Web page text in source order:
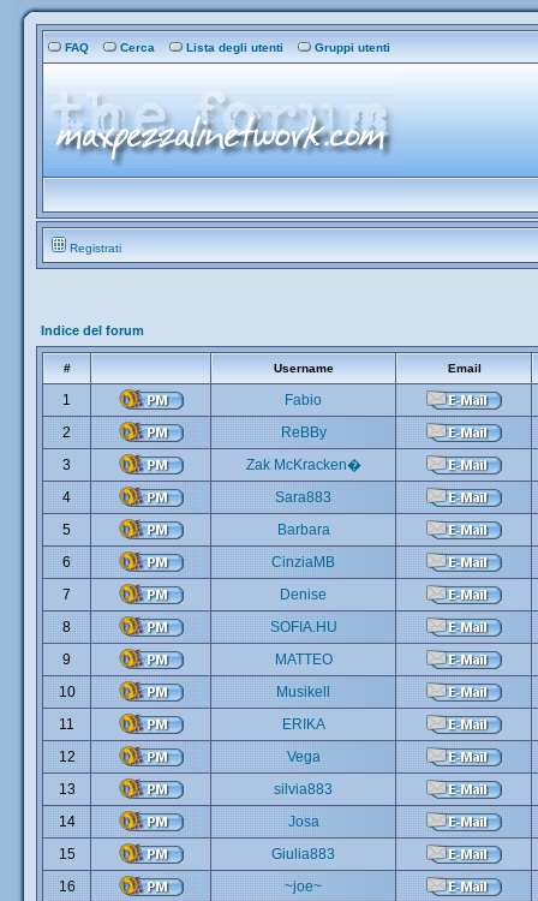
FAQ Cerca Lista degli utenti Gruppi utenti
Registrati
Indice del forum
# Username Email
1
Fabio
2
ReBBy
3
Zak McKracken�
4
Sara883
5
Barbara
6
CinziaMB
7
Denise
8
SOFIA.HU
9
MATTEO
10
Musikell
11
ERIKA
12
Vega
13
silvia883
14
Josa
15
Giulia883
16
~joe~